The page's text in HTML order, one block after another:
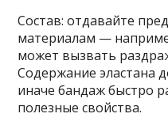
Состав: отдавайте
материалам —
может вызвать
Содержание эластана
иначе бандаж быстро
полезные свойства.